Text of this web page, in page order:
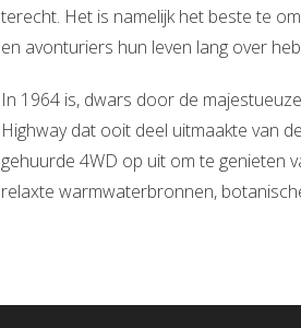
terecht. Het is namelijk het beste te
en avonturiers hun leven lang over
In 1964 is, dwars door de
Highway dat ooit deel uitmaakte van
gehuurde 4WD op uit om te genieten
relaxte warmwaterbronnen,